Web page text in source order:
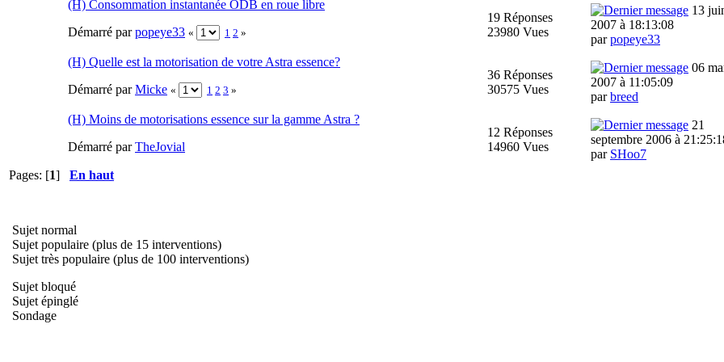
(H) Consommation instantanée ODB en roue libre
Démarré parpopeye33 « 1 2 »
19 Réponses
23980 Vues
13
2007 à 18:13:08
parpopeye33
(H) Quelle est la motorisation de votre Astra essence?
Démarré parMicke « 1 2 3 »
36 Réponses
30575 Vues
06
2007 à 11:05:09
parbreed
(H) Moins de motorisations essence sur la gamme Astra ?
Démarré parTheJovial
12 Réponses
14960 Vues
21
septembre 2006 à
par SHoo7
Pages: [1] En haut
Sujet normal
Sujet populaire (plus de 15 interventions)
Sujet très populaire (plus de 100 interventions)
Sujet bloqué
Sujet épinglé
Sondage